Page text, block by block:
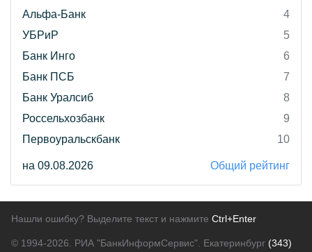
Альфа-Банк
4
УБРиР
5
Банк Инго
6
Банк ПСБ
7
Банк Уралсиб
8
Россельхозбанк
9
Первоуральскбанк
10
на 09.08.2026 Общий рейтинг
Нашли ошибку? Выделите текст и нажмите Ctrl+Enter
© 1994-2026. РИА "БанкИнформСервис". Екатеринбург (343)